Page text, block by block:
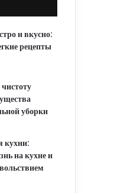
и вкусно:
рецепты
уборки
кухни:
на кухне и